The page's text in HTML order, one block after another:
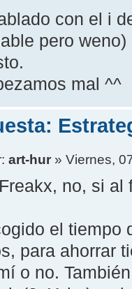
con el i
pero
mal ^^
art-hur » Viernes,
no, si al
el tiempo
para ahorrar
o no.